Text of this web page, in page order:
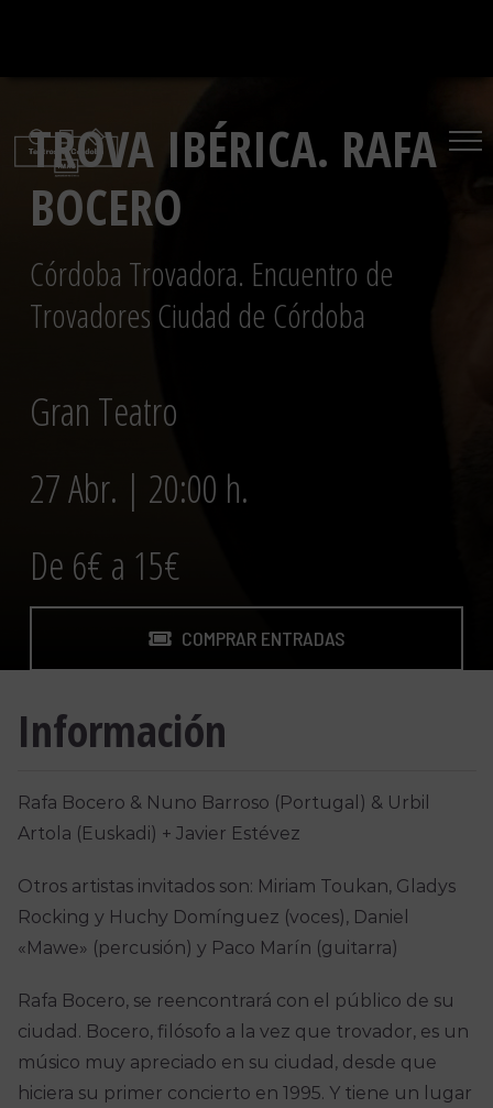
contenido
TROVA IBÉRICA. RAFA
BOCERO
Córdoba Trovadora. Encuentro de
Trovadores Ciudad de Córdoba
Gran Teatro
27 Abr. | 20:00 h.
De 6€ a 15€
COMPRAR ENTRADAS
Información
Rafa Bocero & Nuno Barroso (Portugal) & Urbil
Artola (Euskadi) + Javier Estévez
Otros artistas invitados son: Miriam Toukan, Gladys
Rocking y Huchy Domínguez (voces), Daniel
«Mawe» (percusión) y Paco Marín (guitarra)
Rafa Bocero, se reencontrará con el público de su
ciudad. Bocero, filósofo a la vez que trovador, es un
músico muy apreciado en su ciudad, desde que
hiciera su primer concierto en 1995. Y tiene un lugar